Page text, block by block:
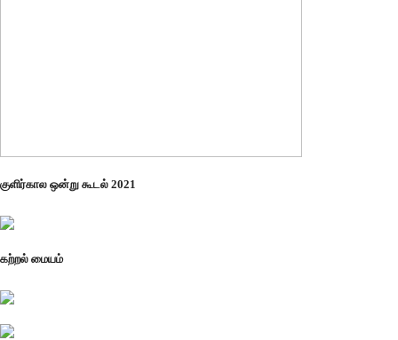
குளிர்கால ஒன்று கூடல் 2021
கற்றல் மையம்